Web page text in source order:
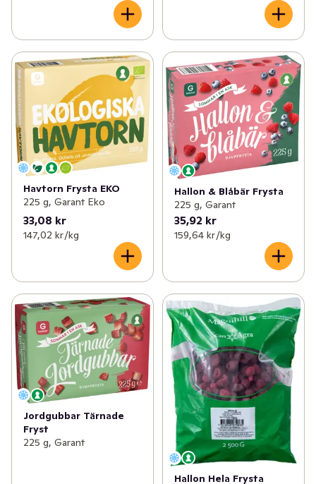
Havtorn Frysta EKO
225 g, Garant Eko
33,08 kr
147,02 kr /kg
Hallon & Blåbär Frysta
225 g, Garant
35,92 kr
159,64 kr /kg
Jordgubbar Tärnade
Fryst
225 g, Garant
Hallon Hela Frysta